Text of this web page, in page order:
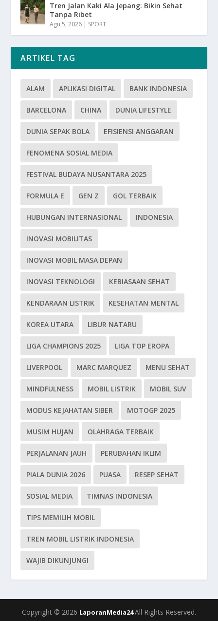
Tren Jalan Kaki Ala Jepang: Bikin Sehat
Tanpa Ribet
Agu 5, 2026 | SPORT
ARTIKEL TAG
ALAM APLIKASI DIGITAL BANK INDONESIA
BARCELONA CHINA DUNIA LIFESTYLE
DUNIA SEPAK BOLA EFISIENSI ANGGARAN
FENOMENA SOSIAL MEDIA
FESTIVAL BUDAYA NUSANTARA 2025
FORMULA E GEN Z GOL TERBAIK
HUBUNGAN INTERNASIONAL INDONESIA
INOVASI MOBILITAS
INOVASI MOBIL MASA DEPAN
INOVASI TEKNOLOGI KEBIASAAN SEHAT
KENDARAAN LISTRIK KESEHATAN MENTAL
KOREA UTARA LIBUR NATARU
LIGA CHAMPIONS 2025 LIGA TOP EROPA
LIVERPOOL MARC MARQUEZ MENU SEHAT
MINDFULNESS MOBIL LISTRIK MOBIL SUV
MODUS KEJAHATAN SIBER MOTOGP 2025
MUSIM HUJAN OLAHRAGA TERBAIK
PERJALANAN JAUH PERUBAHAN IKLIM
PIALA DUNIA 2026 PUASA RESEP SEHAT
SOSIAL MEDIA TIMNAS INDONESIA
TIPS MEMILIH MOBIL
TREN MOBIL LISTRIK INDONESIA
WAJIB DIKUNJUNGI
Copyright © 2026 LaporanMedia24All Rights Reserved.